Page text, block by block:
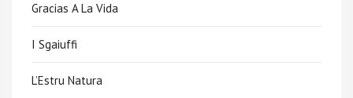
Gracias A La Vida
I Sgaiuffi
L’Estru Natura